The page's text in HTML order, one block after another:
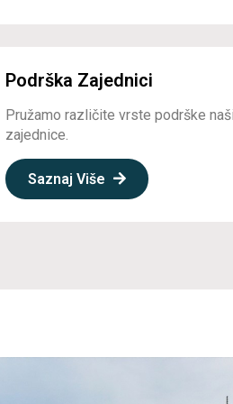
Podrška Zajednici
Pružamo različite vrste podrške
zajednice.
Saznaj Više